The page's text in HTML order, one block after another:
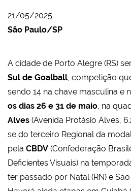
21/05/2025
São Paulo/SP
A cidade de Porto Alegre (RS)
Sul de Goalball, competição
sendo 14 na chave masculina e
os dias 26 e 31 de maio, na
Alves (Avenida Protásio Alves,
se do terceiro Regional da
pela CBDV (Confederação
Deficientes Visuais) na
ter passado por Natal (RN) e